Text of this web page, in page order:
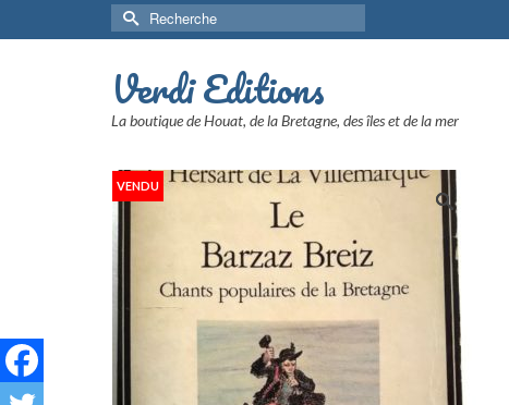
Rechercher :
Verdi Editions
La boutique de Houat, de la Bretagne, des îles et de la mer
VENDU